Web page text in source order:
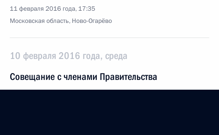
11 февраля 2016 года, 17:35
Московская область, Ново-Огарёво
10 февраля 2016 года, среда
Совещание с членами Правительства